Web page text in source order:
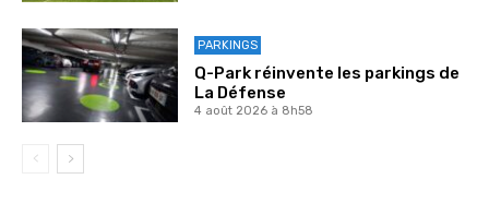
PARKINGS
Q-Park réinvente les parkings de
La Défense
4 août 2026 à 8h58